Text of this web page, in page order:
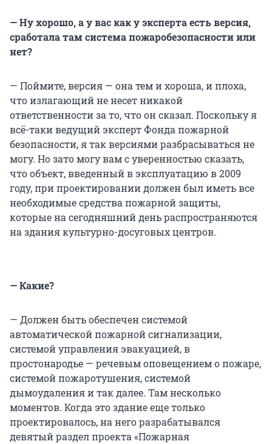
— Ну хорошо, а у вас как у эксперта есть версия,
сработала там система пожаробезопасности или
нет?
— Поймите, версия — она тем и хороша, и плоха,
что излагающий не несет никакой
ответственности за то, что он сказал. Поскольку я
всё-таки ведущий эксперт Фонда пожарной
безопасности, я так версиями разбрасываться не
могу. Но зато могу вам с уверенностью сказать,
что объект, введенный в эксплуатацию в 2009
году, при проектировании должен был иметь все
необходимые средства пожарной защиты,
которые на сегодняшний день распространяются
на здания культурно-досуговых центров.
— Какие?
— Должен быть обеспечен системой
автоматической пожарной сигнализации,
системой управления эвакуацией, в
простонародье — речевым оповещением о пожаре,
системой пожаротушения, системой
дымоудаления и так далее. Там несколько
моментов. Когда это здание еще только
проектировалось, на него разрабатывался
девятый раздел проекта «Пожарная